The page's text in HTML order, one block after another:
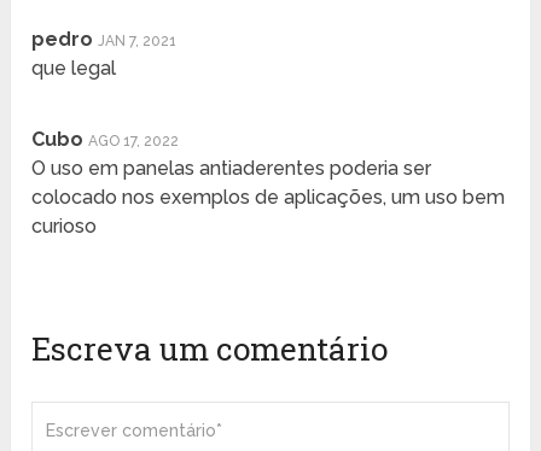
pedro JAN 7, 2021
que legal
Cubo AGO 17, 2022
O uso em panelas antiaderentes poderia ser
colocado nos exemplos de aplicações, um uso bem
curioso
Escreva um comentário